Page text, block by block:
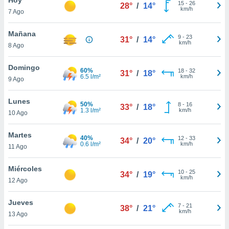
en
más
nuestra
de
cookies
aceptar
7 Ago
28° / 14° 15- 26
km/h
Mañana
8 Ago
31° / 14° 9- 23
km/h
Domingo
9 Ago
60%
6.5 l/m²
31° / 18° 18- 32
km/h
Lunes
10 Ago
50%
1.3 l/m²
33° / 18° 8- 16
km/h
Martes
11 Ago
40%
0.6 l/m²
34° / 20° 12- 33
km/h
Miércoles
12 Ago
34° / 19° 10- 25
km/h
Jueves
13 Ago
38° / 21° 7- 21
km/h